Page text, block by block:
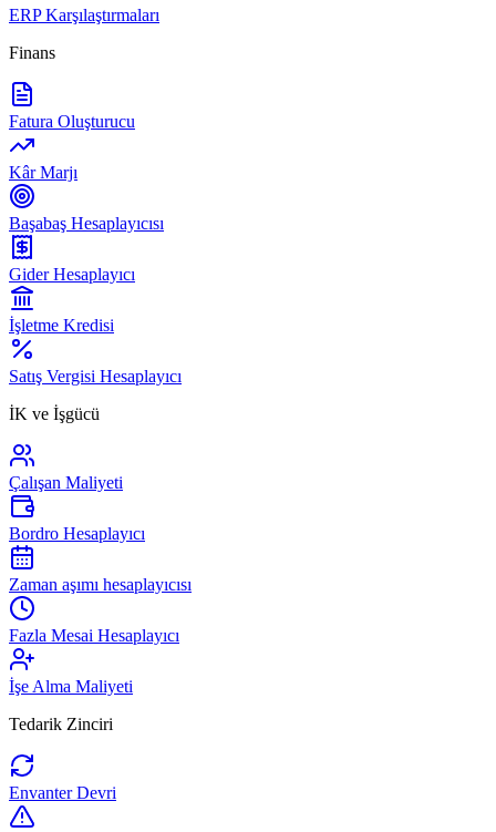
ERP Karşılaştırmaları
Finans
Fatura Oluşturucu
Kâr Marjı
Başabaş Hesaplayıcısı
Gider Hesaplayıcı
İşletme Kredisi
Satış Vergisi Hesaplayıcı
İK ve İşgücü
Çalışan Maliyeti
Bordro Hesaplayıcı
Zaman aşımı hesaplayıcısı
Fazla Mesai Hesaplayıcı
İşe Alma Maliyeti
Tedarik Zinciri
Envanter Devri